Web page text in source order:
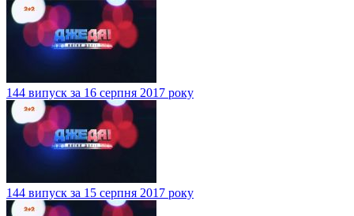
144 випуск за 16 серпня 2017 року
144 випуск за 15 серпня 2017 року